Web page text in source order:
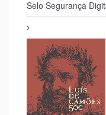
Acreditação Erasmus+